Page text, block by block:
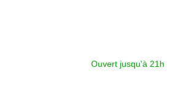
Ouvert jusqu'à 21h